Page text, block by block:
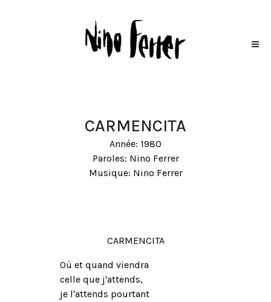
CARMENCITA
Année: 1980
Paroles: Nino Ferrer
Musique: Nino Ferrer
CARMENCITA
Où et quand viendra
celle que j'attends,
je l'attends pourtant